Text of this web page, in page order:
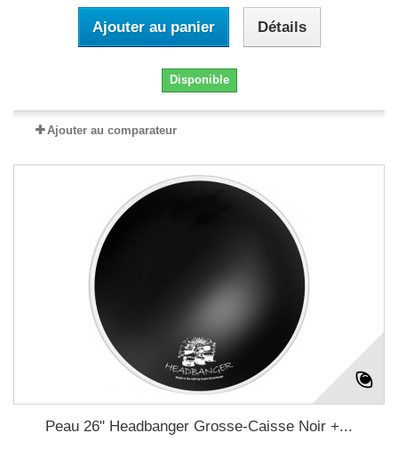
Ajouter au panier Détails
Disponible
Ajouter au comparateur
Peau 26" Headbanger Grosse-Caisse Noir +...